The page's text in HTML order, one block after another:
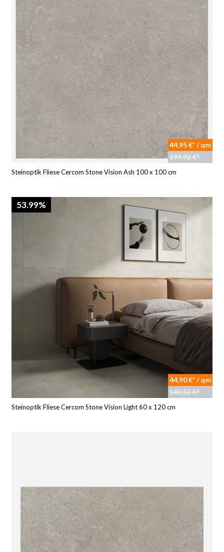
44,95 €* / qm
199,92 €*
Steinoptik Fliese Cercom Stone Vision Ash 100 x 100 cm
53.99%
44,90 €* / qm
140,52 €*
Steinoptik Fliese Cercom Stone Vision Light 60 x 120 cm